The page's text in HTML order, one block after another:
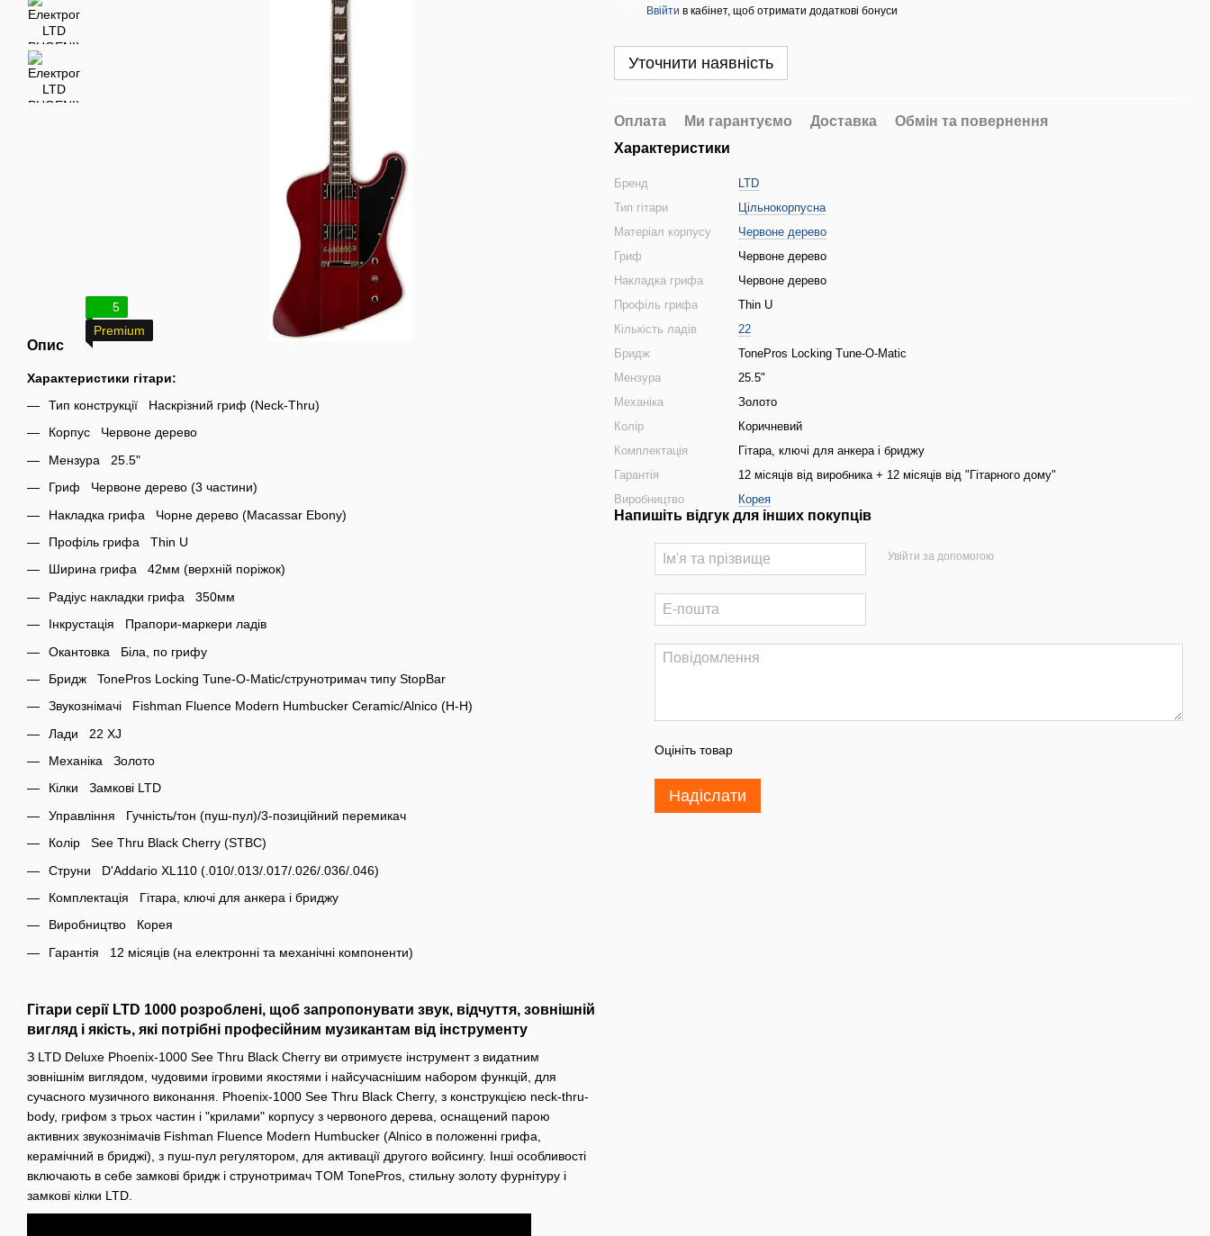
5
Premium
Опис
Характеристики гітари:
Тип конструкції Наскрізний гриф (Neck-Thru)
Корпус Червоне дерево
Мензура 25.5"
Гриф Червоне дерево (3 частини)
Накладка грифа Чорне дерево (Macassar Ebony)
Профіль грифа Thin U
Ширина грифа 42мм (верхній поріжок)
Радіус накладки грифа 350мм
Інкрустація Прапори-маркери ладів
Окантовка Біла, по грифу
Бридж TonePros Locking Tune-O-Matic/струнотримач типу StopBar
Звукознімачі Fishman Fluence Modern Humbucker Ceramic/Alnico (H-H)
Лади 22 XJ
Механіка Золото
Кілки Замкові LTD
Управління Гучність/тон (пуш-пул)/3-позиційний перемикач
Колір See Thru Black Cherry (STBC)
Струни D'Addario XL110 (.010/.013/.017/.026/.036/.046)
Комплектація Гітара, ключі для анкера і бриджу
Виробництво Корея
Гарантія 12 місяців (на електронні та механічні компоненти)
Гітари серії LTD 1000 розроблені, щоб запропонувати звук, відчуття, зовнішній
вигляд і якість, які потрібні професійним музикантам від інструменту
З LTD Deluxe Phoenix-1000 See Thru Black Cherry ви отримуєте інструмент з видатним
зовнішнім виглядом, чудовими ігровими якостями і найсучаснішим набором функцій, для
сучасного музичного виконання. Phoenix-1000 See Thru Black Cherry, з конструкцією neck-thru-
body, грифом з трьох частин і "крилами" корпусу з червоного дерева, оснащений парою
активних звукознімачів Fishman Fluence Modern Humbucker (Alnico в положенні грифа,
керамічний в бриджі), з пуш-пул регулятором, для активації другого войсингу. Інші особливості
включають в себе замкові бридж і струнотримач TOM TonePros, стильну золоту фурнітуру і
замкові кілки LTD.
Ввійти в кабінет, щоб отримати додаткові бонуси
Уточнити наявність
Оплата Ми гарантуємо Доставка
Обмін та повернення
Характеристики
Бренд
LTD
Тип гітари
Цільнокорпусна
Матеріал корпусу
Червоне дерево
Гриф
Червоне дерево
Накладка грифа
Червоне дерево
Профіль грифа
Thin U
Кількість ладів
22
Бридж
TonePros Locking Tune-O-Matic
Мензура
25.5"
Механіка
Золото
Колір
Коричневий
Комплектація
Гітара, ключі для анкера і бриджу
Гарантія
12 місяців від виробника + 12 місяців від "Гітарного дому"
Виробництво
Корея
Напишіть відгук для інших покупців
Увійти за допомогою
Оцініть товар
Надіслати